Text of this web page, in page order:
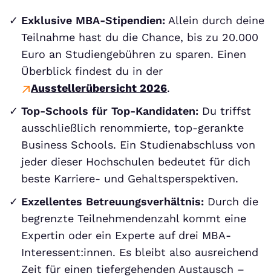
Exklusive MBA-Stipendien: Allein durch deine
Teilnahme hast du die Chance, bis zu 20.000
Euro an Studiengebühren zu sparen. Einen
Überblick findest du in der
Ausstellerübersicht 2026.
Top-Schools für Top-Kandidaten: Du triffst
ausschließlich renommierte, top-gerankte
Business Schools. Ein Studienabschluss von
jeder dieser Hochschulen bedeutet für dich
beste Karriere- und Gehaltsperspektiven.
Exzellentes Betreuungsverhältnis: Durch die
begrenzte Teilnehmendenzahl kommt eine
Expertin oder ein Experte auf drei MBA-
Interessent:innen. Es bleibt also ausreichend
Zeit für einen tiefergehenden Austausch –